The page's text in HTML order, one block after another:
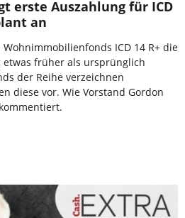
erste Auszahlung für ICD
an
ICD 14 R+ die
früher als ursprünglich
der Reihe verzeichnen
diese vor. Wie Vorstand Gordon